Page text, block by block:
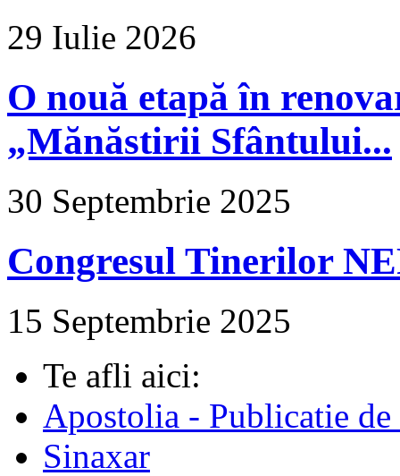
29 Iulie 2026
O nouă etapă în
„Mănăstirii Sfântului...
30 Septembrie 2025
Congresul Tinerilor
15 Septembrie 2025
Te afli aici:
Apostolia - Publicatie
Sinaxar